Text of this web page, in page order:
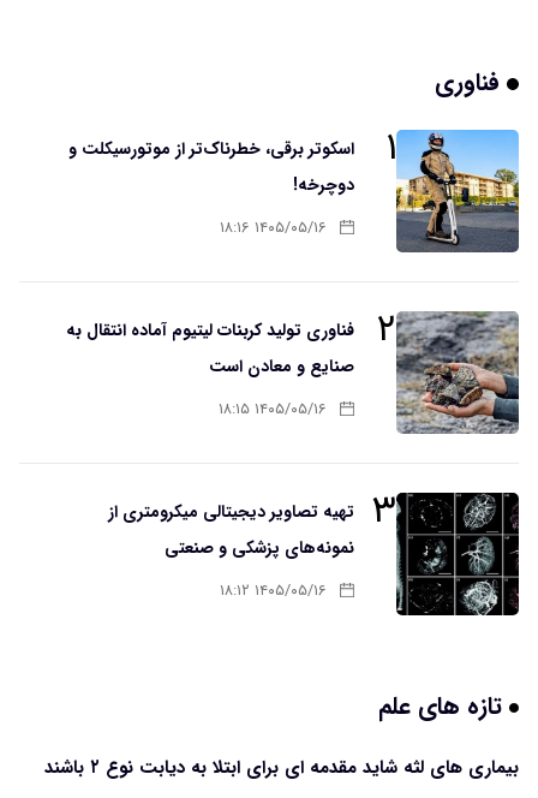
فناوری
۱
اسکوتر برقی، خطرناک‌تر از موتورسیکلت و
دوچرخه!
۱۴۰۵/۰۵/۱۶ ۱۸:۱۶
۲
فناوری تولید کربنات لیتیوم آماده انتقال به
صنایع و معادن است
۱۴۰۵/۰۵/۱۶ ۱۸:۱۵
۳
تهیه تصاویر دیجیتالی میکرومتری از
نمونه‌های پزشکی و صنعتی
۱۴۰۵/۰۵/۱۶ ۱۸:۱۲
تازه های علم
بیماری های لثه شاید مقدمه ای برای ابتلا به دیابت نوع ۲ باشند